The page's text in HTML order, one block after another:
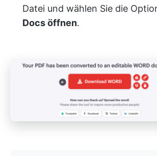
Datei und wählen Sie die
Docs öffnen.